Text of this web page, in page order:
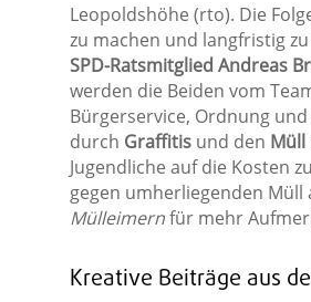
Leopoldshöhe (rto). Die
zu machen und langfristig
SPD-Ratsmitglied Andreas
werden die Beiden vom
Bürgerservice, Ordnung
durch Graffitisund den Müll
Jugendliche auf die Kosten
gegen umherliegenden Müll
Mülleimernfür mehr
Kreative Beiträge aus